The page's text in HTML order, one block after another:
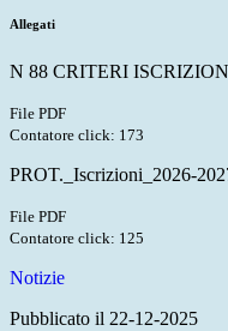
Allegati
N 88 CRITERI
File PDF
Contatore click: 173
PROT._Iscrizioni_2026-
File PDF
Contatore click: 125
Notizie
Pubblicato il 22-12-2025